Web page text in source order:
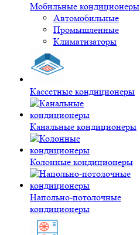
Мобильные кондиционеры
Автомобильные
Промышленные
Климатизаторы
Кассетные кондиционеры
Канальные кондиционеры
Колонные кондиционеры
Напольно-потолочные
кондиционеры